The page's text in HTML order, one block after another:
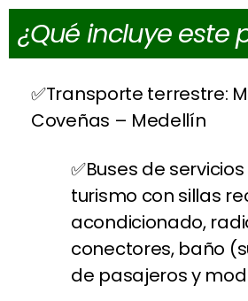
¿Qué incluye este
Transporte terrestre:
Coveñas – Medellín
Buses de
turismo con sillas
acondicionado,
conectores, baño
de pasajeros y